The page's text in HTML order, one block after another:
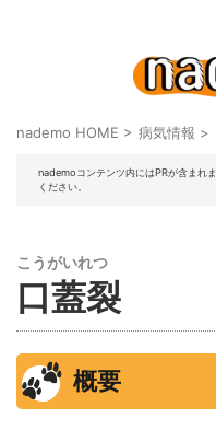
nademo HOME > 病気情報 >
nademoコンテンツ内にはPRが含まれ
ください。
こうがいれつ
口蓋裂
概要